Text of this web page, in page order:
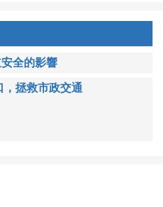
全的影響
，拯救市政交通